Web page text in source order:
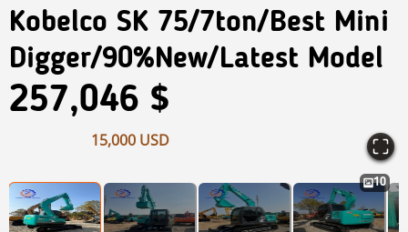
Kobelco SK 75/7ton/best Mini
Digger/90%new/Latest Model
257,046 $
15,000 USD
10